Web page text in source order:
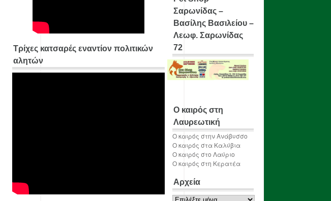
Τρίχες κατσαρές εναντίον πολιτικών
αλητών
Σαρωνίδας –
Βασίλης Βασιλείου –
Λεωφ. Σαρωνίδας
72
Ο καιρός στη
Λαυρεωτική
Ο καιρός στην Ανάβυσσο
Ο καιρός στα Καλύβια
Ο καιρός στο Λαύριο
Ο καιρός στη Κερατέα
Αρχεία
Αρχεία